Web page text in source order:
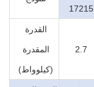
17215
القدرة
المقدرة
(كيلوواط)
2.7